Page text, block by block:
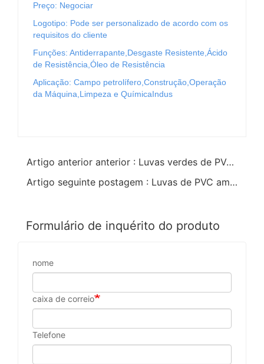
Preço: Negociar
Logotipo: Pode ser personalizado de acordo com os
requisitos do cliente
Funções: Antiderrapante,Desgaste Resistente,Ácido
de Resistência,Óleo de Resistência
Aplicação: Campo petrolífero,Construção,Operação
da Máquina,Limpeza e QuímicaIndus
Artigo anterior anterior : Luvas verdes de PVC acabamento algodão 60cm
Artigo seguinte postagem : Luvas de PVC amarelas liso acabamento algodão linning 60cm
Formulário de inquérito do produto
nome
caixa de correio
Telefone